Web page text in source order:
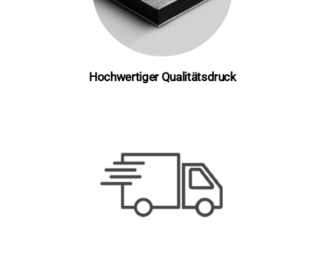
Hochwertiger Qualitätsdruck